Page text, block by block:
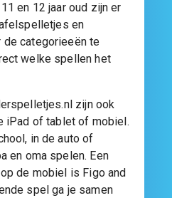
en 12 jaar oud zijn er
en
categorieeën te
welke spellen het
zijn ook
iPad of tablet of mobiel.
in de auto of
en oma spelen. Een
de mobiel is Figo and
spel ga je samen